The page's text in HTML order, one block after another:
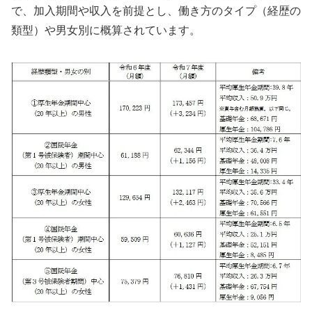
で、加入期間や収入を前提とし、働き方のタイプ（経歴の
類型）や男女別に概算されています。